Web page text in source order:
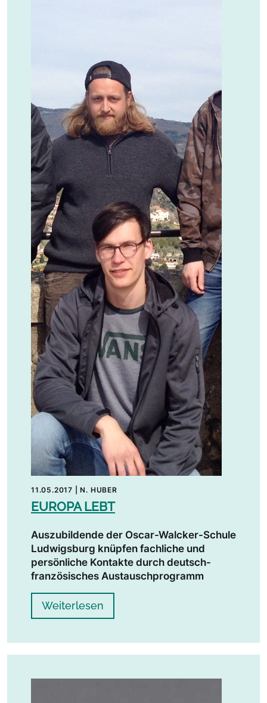
11.05.2017 |N. HUBER
EUROPA LEBT
Auszubildende der Oscar-Walcker-Schule
Ludwigsburg knüpfen fachliche und
persönliche Kontakte durch deutsch-
französisches Austauschprogramm
Weiterlesen